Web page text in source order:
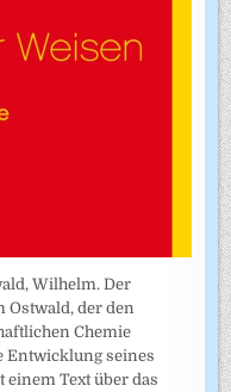
Wilhelm. Der
der den
Chemie
Entwicklung seines
einem Text über das